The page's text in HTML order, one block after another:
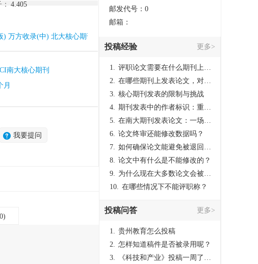
4.405
万方收录(中) 北大核心期刊(中国人文社会科学核心期刊) 知网收录(中)
南大核心期刊
月
我要提问
邮发代号：0
邮箱：
投稿经验 更多>
1. 评职论文需要在什么期刊上发表？
2. 在哪些期刊上发表论文，对考研有优势？
3. 核心期刊发表的限制与挑战
4. 期刊发表中的作者标识：重要性与实践
5. 在南大期刊发表论文：一场知识探索与学术成就的旅程
6. 论文终审还能修改数据吗？
7. 如何确保论文能避免被退回：关键条件与策略
8. 论文中有什么是不能修改的？
9. 为什么现在大多数论文会被评判为AI撰写？（深度剖析查重机制下的困境与出路）
10. 在哪些情况下不能评职称？
投稿问答 更多>
1. 贵州教育怎么投稿
2. 怎样知道稿件是否被录用呢？
3.
《科技和产业》投稿一周了仍是“已发回执”状态，这是什么意思？什么时候外审？